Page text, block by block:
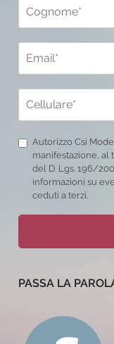
Autorizzo Csi
manifestazione, al
del D. Lgs. 196/
informazioni su
ceduti a terzi.
PASSA LA